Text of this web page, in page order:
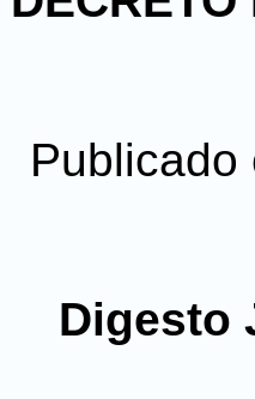
Publicado
Digesto